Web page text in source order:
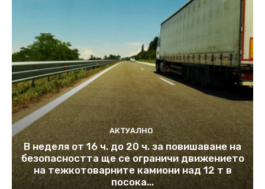
АКТУАЛНО
В неделя от 16 ч. до 20 ч. за повишаване на
безопасността ще се ограничи движението
на тежкотоварните камиони над 12 т в
посока...